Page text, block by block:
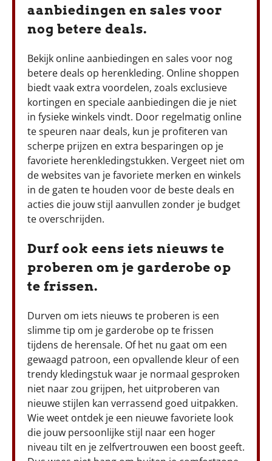
aanbiedingen en sales voor
nog betere deals.
Bekijk online aanbiedingen en sales voor nog
betere deals op herenkleding. Online shoppen
biedt vaak extra voordelen, zoals exclusieve
kortingen en speciale aanbiedingen die je niet
in fysieke winkels vindt. Door regelmatig online
te speuren naar deals, kun je profiteren van
scherpe prijzen en extra besparingen op je
favoriete herenkledingstukken. Vergeet niet om
de websites van je favoriete merken en winkels
in de gaten te houden voor de beste deals en
acties die jouw stijl aanvullen zonder je budget
te overschrijden.
Durf ook eens iets nieuws te
proberen om je garderobe op
te frissen.
Durven om iets nieuws te proberen is een
slimme tip om je garderobe op te frissen
tijdens de herensale. Of het nu gaat om een
gewaagd patroon, een opvallende kleur of een
trendy kledingstuk waar je normaal gesproken
niet naar zou grijpen, het uitproberen van
nieuwe stijlen kan verrassend goed uitpakken.
Wie weet ontdek je een nieuwe favoriete look
die jouw persoonlijke stijl naar een hoger
niveau tilt en je zelfvertrouwen een boost geeft.